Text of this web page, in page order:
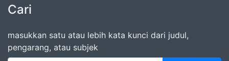
Cari
masukkan satu atau lebih kata kunci dari judul,
pengarang, atau subjek